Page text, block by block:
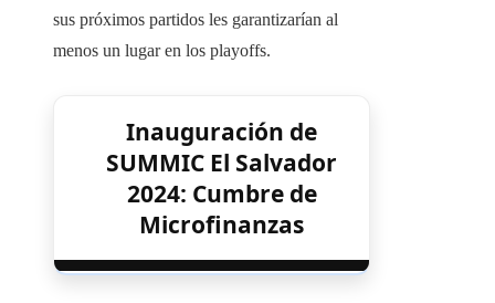
sus próximos partidos les garantizarían al
menos un lugar en los playoffs.
Inauguración de
SUMMIC El Salvador
2024: Cumbre de
Microfinanzas